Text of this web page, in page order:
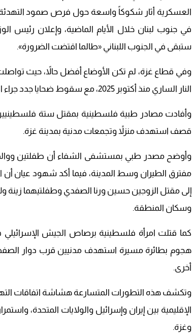
العسكرية أثار شكوكاً واسعة حول فرص صمود
في جنوب لبنان خلال الأيام الماضية، وإعلان رئيس
ستبقى في الجنوب اللبناني «طالما اقتضت الضرورة».
وفي قطاع غزة، لم تكن الأوضاع أفضل حالاً، حيث
النار الساري منذ أكتوبر 2025، مع سقوط ضحايا جدد جراء الغارات الإسرائيلية.
وأفادت مصادر طبية فلسطينية بمقتل ستة فلسطينيين،
قصف استهدف منزلاً وتجمعات مدنية بمدينة غزة.
وأوضح مصدر طبي بمستشفى الشفاء أن طفلتين
مفترق الطيران وسط المدينة، فيما أكد شهود عيان
إلى مقتل الزوجين حسين ورنا الصفدي وطفلتيهما زينة
وسكان المنطقة.
كما قتلت امرأة فلسطينية برصاص الجيش الإسرائيلي
هجوم بطائرة مسيرة استهدف مدنيين قرب دوار
أخرى.
وتكشف هذه التطورات المتسارعة هشاشة اتفاقات
الإقليمية بين إيران وإسرائيل والولايات المتحدة،
وغزة.